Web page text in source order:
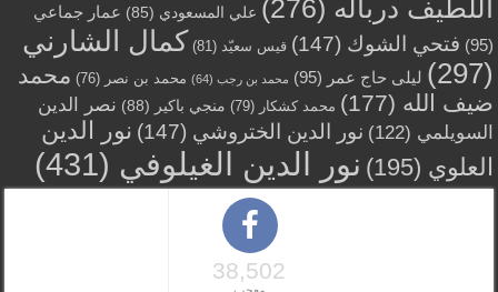
اللّطيف درباله (276) علي المسعودي (85)
عمار جماعي
(95)
فتحي الشوك (147) قيس سعيّد (81)
كمال الشارني
(297)
ليلى حاج عمر (95) محمد بن رجب (64) محمد بن نصر (76)
محمد
ضيف الله (177) محمد كشكار (79) منجي باكير (88)
نصر الدين
السويلمي (122) نور الدين الختروشي (147)
نور الدين
العلوي (195) نور الدين الغيلوفي (431)
38,502